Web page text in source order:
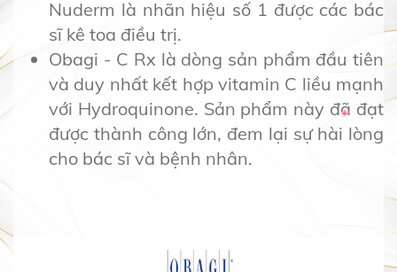
Nuderm là nhãn hiệu số 1 được các bác
sĩ kê toa điều trị.
Obagi - C Rx là dòng sản phẩm đầu tiên
và duy nhất kết hợp vitamin C liều mạnh
với Hydroquinone. Sản phẩm này đã đạt
được thành công lớn, đem lại sự hài lòng
cho bác sĩ và bệnh nhân.